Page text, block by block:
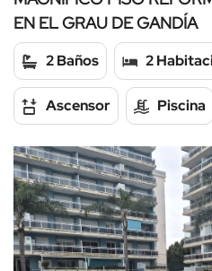
EN EL GRAU DE GANDÍA
2 Baños 2
Ascensor Piscina